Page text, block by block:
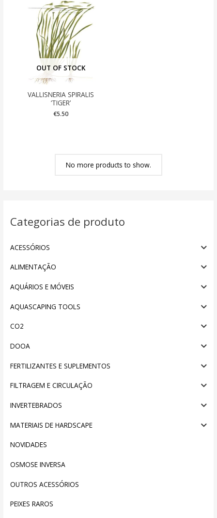
Categorias de produto
ACESSÓRIOS
ALIMENTAÇÃO
AQUÁRIOS E MÓVEIS
AQUASCAPING TOOLS
CO2
DOOA
FERTILIZANTES E SUPLEMENTOS
FILTRAGEM E CIRCULAÇÃO
INVERTEBRADOS
MATERIAIS DE HARDSCAPE
NOVIDADES
OSMOSE INVERSA
OUTROS ACESSÓRIOS
PEIXES RAROS
OUT OF STOCK
VALLISNERIA SPIRALIS
‘TIGER’
€5.50
No more products to show.